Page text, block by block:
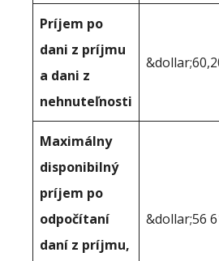
Príjem po
dani z príjmu
a dani z
nehnuteľnosti
Maximálny
disponibilný
príjem po
odpočítaní
daní z príjmu,
&dollar;56